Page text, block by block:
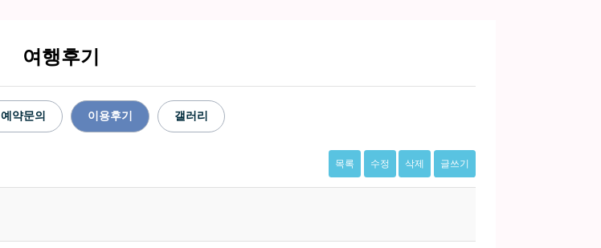
여행후기
예약문의 이용후기 갤러리
목록 수정 삭제 글쓰기